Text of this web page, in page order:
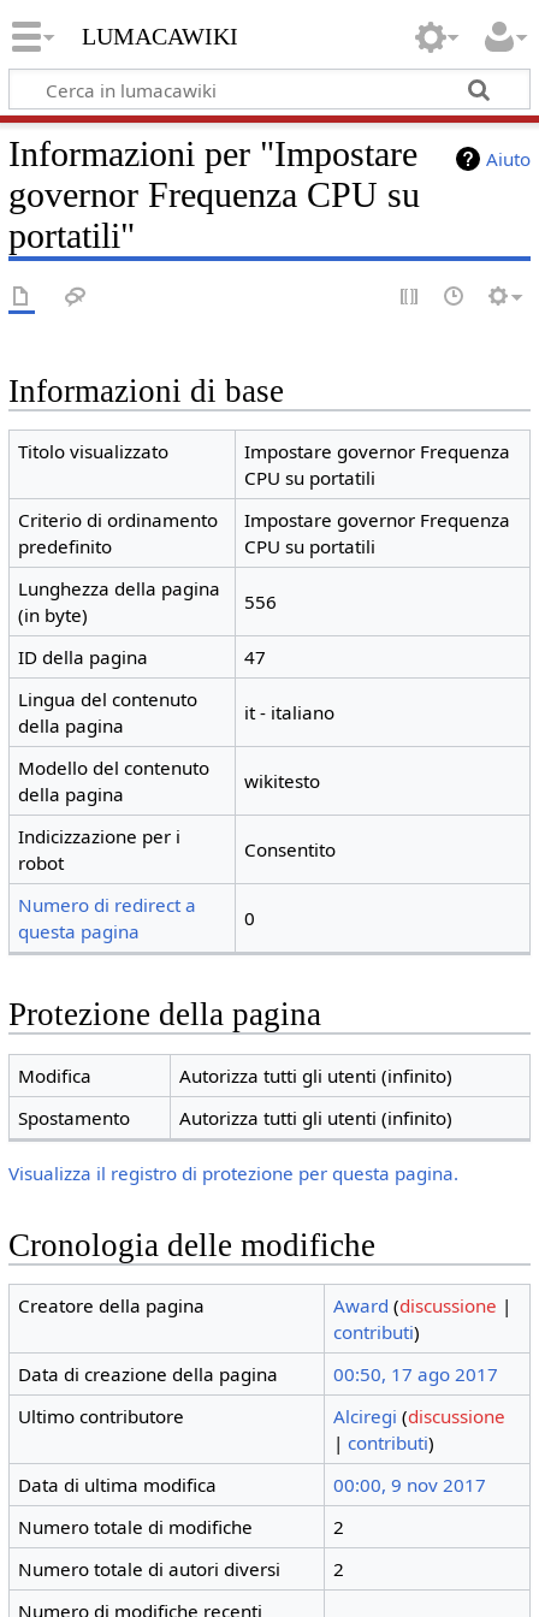
lumacawiki
Aiuto
Informazioni per "Impostare
governor Frequenza CPU su
portatili"
Informazioni di base
Titolo visualizzato
Impostare governor Frequenza
CPU su portatili
Criterio di ordinamento
predefinito
Impostare governor Frequenza
CPU su portatili
Lunghezza della pagina
(in byte)
556
ID della pagina
47
Lingua del contenuto
della pagina
it - italiano
Modello del contenuto
della pagina
wikitesto
Indicizzazione per i
robot
Consentito
Numero di redirect a
questa pagina
0
Protezione della pagina
Modifica
Autorizza tutti gli utenti (infinito)
Spostamento
Autorizza tutti gli utenti (infinito)
Visualizza il registro di protezione per questa pagina.
Cronologia delle modifiche
Creatore della pagina Award (discussione |
contributi)
Data di creazione della pagina
00:50, 17 ago 2017
Ultimo contributore
Alciregi (discussione
|contributi)
Data di ultima modifica
00:00, 9 nov 2017
Numero totale di modifiche
2
Numero totale di autori diversi
2
Numero di modifiche recenti